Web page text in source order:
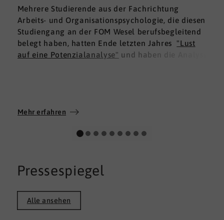
Mehrere Studierende aus der Fachrichtung
Arbeits- und Organisationspsychologie, die diesen
Studiengang an der FOM Wesel berufsbegleitend
belegt haben, hatten Ende letzten Jahres "Lust
auf eine Potenzialanalyse" und haben die Analyse
Wir wünschen allen Teilnehmerinnen und
persönlichen Weg und viel Erfolg.
Mehr erfahren
Pressespiegel
Alle ansehen